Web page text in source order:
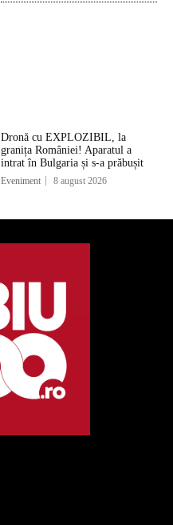
Dronă cu EXPLOZIBIL, la
granița României! Aparatul a
intrat în Bulgaria și s-a prăbușit
Eveniment 8 august 2026